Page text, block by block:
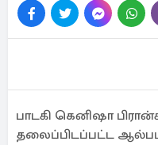
பாடகி கெனிஷா
தலைப்பிடப்பட்ட